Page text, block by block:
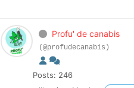
Profu' de canabis
(@profudecanabis)
Posts: 246